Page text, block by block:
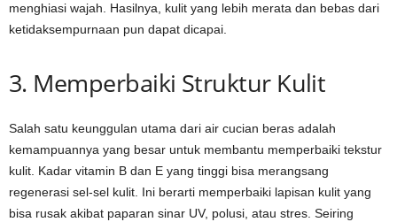
menghiasi wajah. Hasilnya, kulit yang lebih merata dan bebas dari
ketidaksempurnaan pun dapat dicapai.
3. Memperbaiki Struktur Kulit
Salah satu keunggulan utama dari air cucian beras adalah
kemampuannya yang besar untuk membantu memperbaiki tekstur
kulit. Kadar vitamin B dan E yang tinggi bisa merangsang
regenerasi sel-sel kulit. Ini berarti memperbaiki lapisan kulit yang
bisa rusak akibat paparan sinar UV, polusi, atau stres. Seiring